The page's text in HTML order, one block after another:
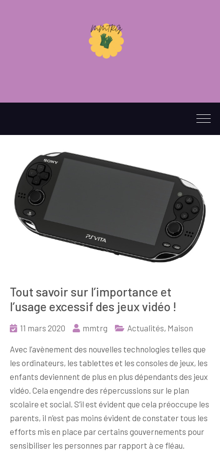
Tout savoir sur l’importance et
l’usage excessif des jeux vidéo !
11 mars 2020 mmtrg Actualités, Maison
Avec l’avènement des nouvelles technologies telles que
les ordinateurs, les tablettes et les consoles de jeux, les
enfants deviennent de plus en plus dépendants des jeux
vidéo. Cela engendre des répercussions sur le plan
scolaire et social. S’il est évident que cela préoccupe les
parents, il n’est pas moins évident de constater tous les
efforts mis en place par certains gouvernements pour
sensibiliser les personnes par rapport à ce fléau.